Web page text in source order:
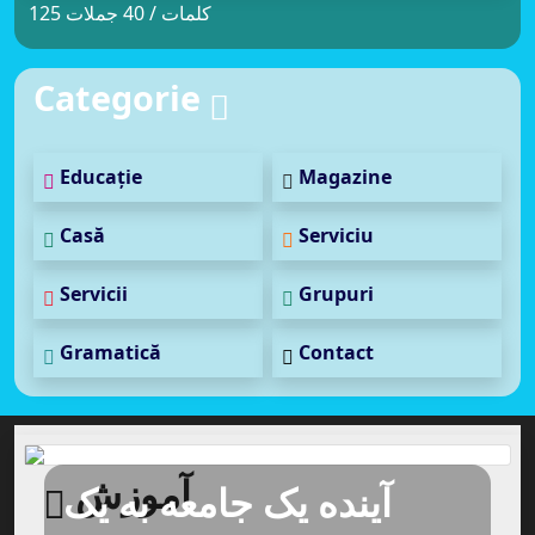
125 کلمات / 40 جملات
Categorie
Educație Magazine
Casă Serviciu
Servicii Grupuri
Gramatică Contact
آینده یک جامعه به یک
آموزش